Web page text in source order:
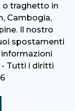
o traghetto in
Cambogia,
Il nostro
spostamenti
- Tutti i diritti